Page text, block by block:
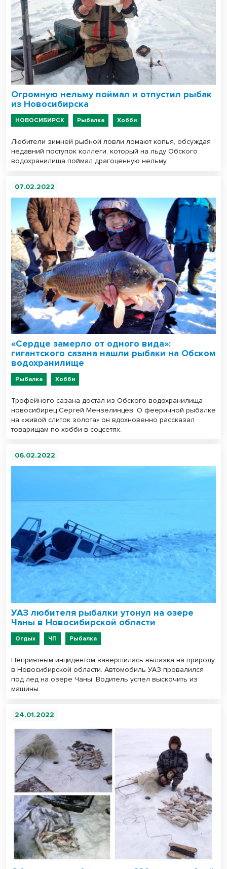
Огромную нельму поймал и отпустил рыбак
из Новосибирска
НОВОСИБИРСК Рыбалка Хобби
Любители зимней рыбной ловли ломают копья, обсуждая
недавний поступок коллеги, который на льду Обского
водохранилища поймал драгоценную нельму.
07.02.2022
«Сердце замерло от одного вида»:
гигантского сазана нашли рыбаки на Обском
водохранилище
Рыбалка Хобби
Трофейного сазана достал из Обского водохранилища
новосибирец Сергей Мензелинцев. О фееричной рыбалке
на «живой слиток золота» он вдохновенно рассказал
товарищам по хобби в соцсетях.
06.02.2022
УАЗ любителя рыбалки утонул на озере
Чаны в Новосибирской области
Отдых ЧП Рыбалка
Неприятным инцидентом завершилась вылазка на природу
в Новосибирской области. Автомобиль УАЗ провалился
под лед на озере Чаны. Водитель успел выскочить из
машины.
24.01.2022